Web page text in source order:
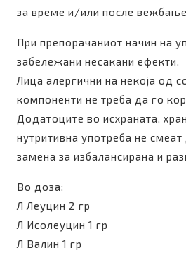
за време и/или после
При препорачаниот начин на
забележани несакани ефекти.
Лица алергични на некоја од
компоненти не треба да го
Додатоците во исхраната,
нутритивна употреба не
замена за избалансирана и
Во доза:
Л Леуцин 2 гр
Л Исолеуцин 1 гр
Л Валин 1 гр